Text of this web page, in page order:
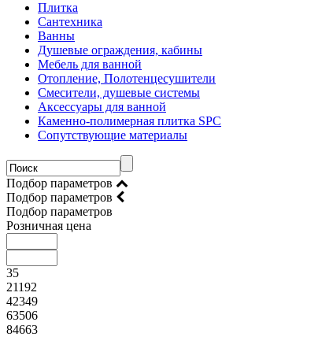
Плитка
Сантехника
Ванны
Душевые ограждения, кабины
Мебель для ванной
Отопление, Полотенцесушители
Смесители, душевые системы
Аксессуары для ванной
Каменно-полимерная плитка SPC
Сопутствующие материалы
Подбор параметров
Подбор параметров
Подбор параметров
Розничная цена
35
21192
42349
63506
84663